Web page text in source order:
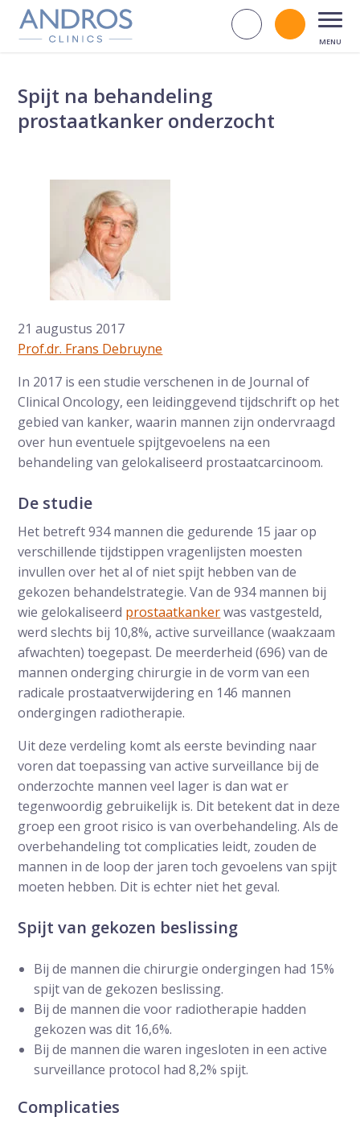
Navigatie overslaan
Zoek op
Bel
Spijt na behandeling
prostaatkanker onderzocht
21 augustus 2017
Prof.dr. Frans Debruyne
In 2017 is een studie verschenen in de Journal of
Clinical Oncology, een leidinggevend tijdschrift op het
gebied van kanker, waarin mannen zijn ondervraagd
over hun eventuele spijtgevoelens na een
behandeling van gelokaliseerd prostaatcarcinoom.
De studie
Het betreft 934 mannen die gedurende 15 jaar op
verschillende tijdstippen vragenlijsten moesten
invullen over het al of niet spijt hebben van de
gekozen behandelstrategie. Van de 934 mannen bij
wie gelokaliseerd prostaatkankerwas vastgesteld,
werd slechts bij 10,8%, active surveillance (waakzaam
afwachten) toegepast. De meerderheid (696) van de
mannen onderging chirurgie in de vorm van een
radicale prostaatverwijdering en 146 mannen
ondergingen radiotherapie.
Uit deze verdeling komt als eerste bevinding naar
voren dat toepassing van active surveillance bij de
onderzochte mannen veel lager is dan wat er
tegenwoordig gebruikelijk is. Dit betekent dat in deze
groep een groot risico is van overbehandeling. Als de
overbehandeling tot complicaties leidt, zouden de
mannen in de loop der jaren toch gevoelens van spijt
moeten hebben. Dit is echter niet het geval.
Spijt van gekozen beslissing
Bij de mannen die chirurgie ondergingen had 15%
spijt van de gekozen beslissing.
Bij de mannen die voor radiotherapie hadden
gekozen was dit 16,6%.
Bij de mannen die waren ingesloten in een active
surveillance protocol had 8,2% spijt.
Complicaties